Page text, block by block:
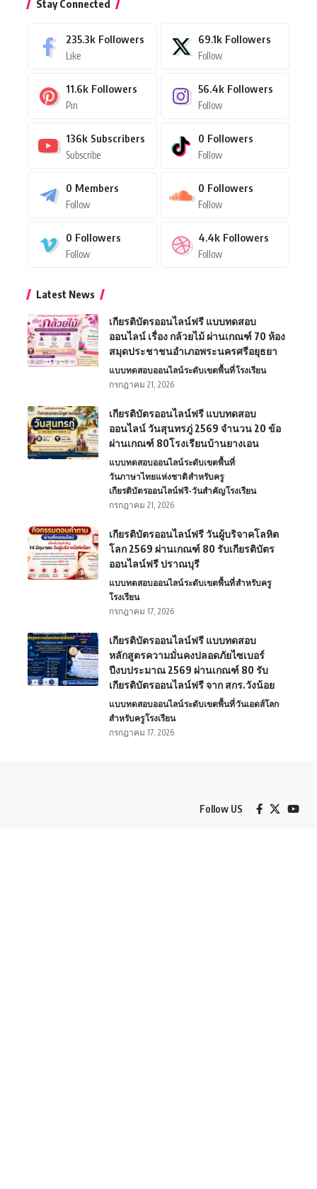
Stay Connected
235.3k Followers
Like
69.1k Followers
Follow
11.6k Followers
Pin
56.4k Followers
Follow
136k Subscribers
Subscribe
0 Followers
Follow
0 Members
Follow
0 Followers
Follow
0 Followers
Follow
4.4k Followers
Follow
Latest News
เกียรติบัตรออนไลน์ฟรี แบบทดสอบ
ออนไลน์ เรื่อง กล้วยไม้ ผ่านเกณฑ์ 70 ห้อง
สมุดประชาชนอำเภอพระนครศรีอยุธยา
แบบทดสอบออนไลน์ระดับเขตพื้นที่โรงเรียน
กรกฎาคม 21, 2026
เกียรติบัตรออนไลน์ฟรี แบบทดสอบ
ออนไลน์ วันสุนทรภู่ 2569 จำนวน 20 ข้อ
ผ่านเกณฑ์ 80โรงเรียนบ้านยางเอน
แบบทดสอบออนไลน์ระดับเขตพื้นที่
วันภาษาไทยแห่งชาติสำหรับครู
เกียรติบัตรออนไลน์ฟรี-วันสำคัญโรงเรียน
กรกฎาคม 21, 2026
เกียรติบัตรออนไลน์ฟรี วันผู้บริจาคโลหิต
โลก 2569 ผ่านเกณฑ์ 80 รับเกียรติบัตร
ออนไลน์ฟรี ปราณบุรี
แบบทดสอบออนไลน์ระดับเขตพื้นที่สำหรับครู
โรงเรียน
กรกฎาคม 17, 2026
เกียรติบัตรออนไลน์ฟรี แบบทดสอบ
หลักสูตรความมั่นคงปลอดภัยไซเบอร์
ปีงบประมาณ 2569 ผ่านเกณฑ์ 80 รับ
เกียรติบัตรออนไลน์ฟรี จาก สกร.วังน้อย
แบบทดสอบออนไลน์ระดับเขตพื้นที่วันเอดส์โลก
สำหรับครูโรงเรียน
กรกฎาคม 17, 2026
Follow US